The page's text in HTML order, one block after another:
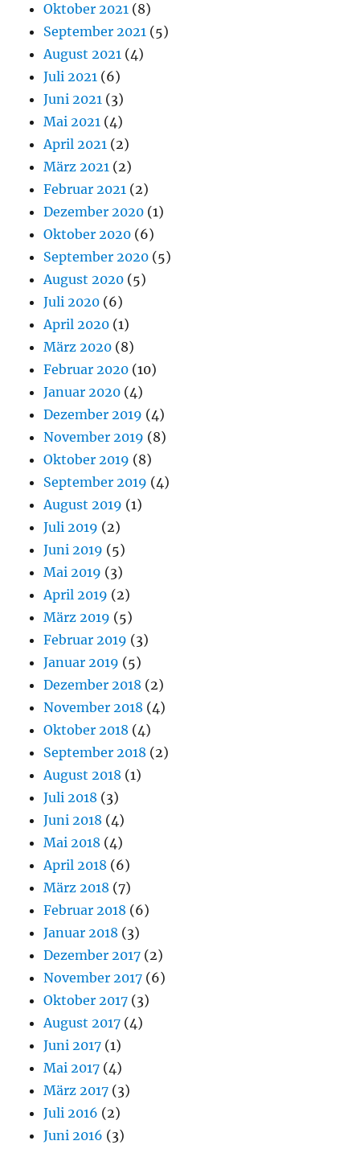
Oktober 2021 (8)
September 2021 (5)
August 2021 (4)
Juli 2021 (6)
Juni 2021 (3)
Mai 2021 (4)
April 2021 (2)
März 2021 (2)
Februar 2021 (2)
Dezember 2020 (1)
Oktober 2020 (6)
September 2020 (5)
August 2020 (5)
Juli 2020 (6)
April 2020 (1)
März 2020 (8)
Februar 2020 (10)
Januar 2020 (4)
Dezember 2019 (4)
November 2019 (8)
Oktober 2019 (8)
September 2019 (4)
August 2019 (1)
Juli 2019 (2)
Juni 2019 (5)
Mai 2019 (3)
April 2019 (2)
März 2019 (5)
Februar 2019 (3)
Januar 2019 (5)
Dezember 2018 (2)
November 2018 (4)
Oktober 2018 (4)
September 2018 (2)
August 2018 (1)
Juli 2018 (3)
Juni 2018 (4)
Mai 2018 (4)
April 2018 (6)
März 2018 (7)
Februar 2018 (6)
Januar 2018 (3)
Dezember 2017 (2)
November 2017 (6)
Oktober 2017 (3)
August 2017 (4)
Juni 2017 (1)
Mai 2017 (4)
März 2017 (3)
Juli 2016 (2)
Juni 2016 (3)